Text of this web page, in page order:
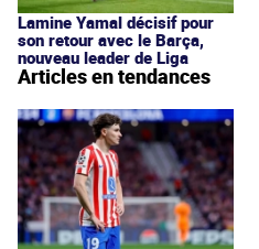
Lamine Yamal décisif pour
son retour avec le Barça,
nouveau leader de Liga
Articles en tendances